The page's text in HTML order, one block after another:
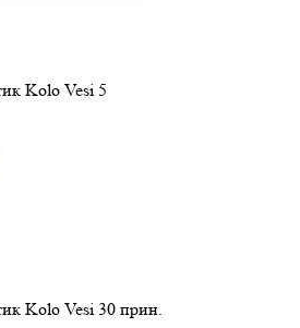
Kolo Vesi 5
Kolo Vesi 30 прин.